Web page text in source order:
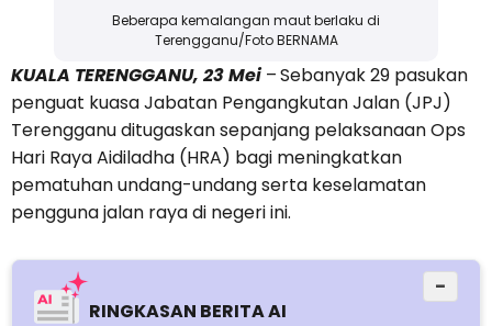
Beberapa kemalangan maut berlaku di
Terengganu/Foto BERNAMA
KUALA TERENGGANU, 23 Mei–Sebanyak 29 pasukan
penguat kuasa Jabatan Pengangkutan Jalan (JPJ)
Terengganu ditugaskan sepanjang pelaksanaan Ops
Hari Raya Aidiladha (HRA) bagi meningkatkan
pematuhan undang-undang serta keselamatan
pengguna jalan raya di negeri ini.
RINGKASAN BERITA AI
−